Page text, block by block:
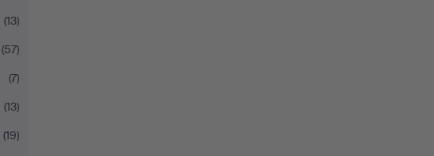
(13)
(57)
(7)
(13)
(19)